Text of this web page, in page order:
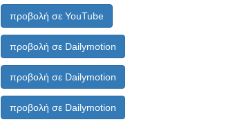
προβολή σε YouTube
προβολή σε Dailymotion
προβολή σε Dailymotion
προβολή σε Dailymotion